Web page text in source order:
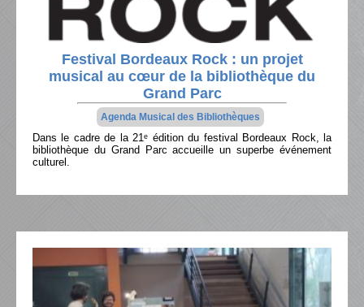
Festival Bordeaux Rock : un projet
musical au cœur de la bibliothèque du
Grand Parc
Agenda Musical des Bibliothèques
Dans le cadre de la 21ᵉ édition du festival Bordeaux Rock, la
bibliothèque du Grand Parc accueille un superbe événement
culturel.